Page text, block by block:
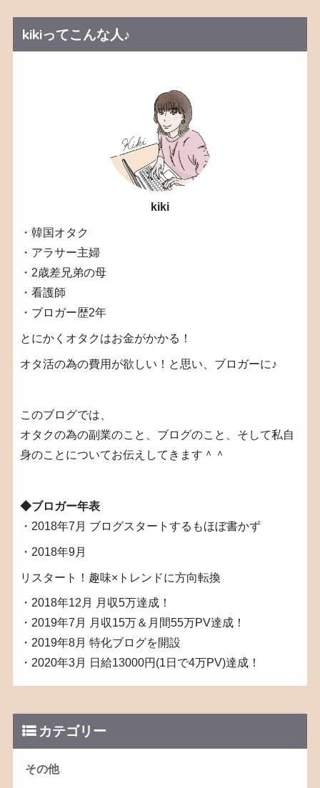
kikiってこんな人♪
kiki
・韓国オタク
・アラサー主婦
・2歳差兄弟の母
・看護師
・ブロガー歴2年
とにかくオタクはお金がかかる！
オタ活の為の費用が欲しい！と思い、ブロガーに♪
このブログでは、
オタクの為の副業のこと、ブログのこと、そして私自
身のことについてお伝えしてきます＾＾
◆ブロガー年表
・2018年7月 ブログスタートするもほぼ書かず
・2018年9月
リスタート！趣味×トレンドに方向転換
・2018年12月 月収5万達成！
・2019年7月 月収15万＆月間55万PV達成！
・2019年8月 特化ブログを開設
・2020年3月 日給13000円(1日で4万PV)達成！
カテゴリー
その他